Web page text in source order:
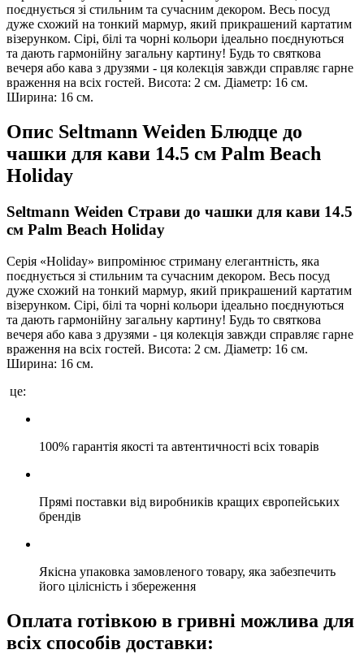
поєднується зі стильним та сучасним декором. Весь посуд
дуже схожий на тонкий мармур, який прикрашений картатим
візерунком. Сірі, білі та чорні кольори ідеально поєднуються
та дають гармонійну загальну картину! Будь то святкова
вечеря або кава з друзями - ця колекція завжди справляє гарне
враження на всіх гостей. Висота: 2 см. Діаметр: 16 см.
Ширина: 16 см.
Опис Seltmann Weiden Блюдце до
чашки для кави 14.5 см Palm Beach
Holiday
Seltmann Weiden Страви до чашки для кави 14.5
см Palm Beach Holiday
Серія «Holiday» випромінює стриману елегантність, яка
поєднується зі стильним та сучасним декором. Весь посуд
дуже схожий на тонкий мармур, який прикрашений картатим
візерунком. Сірі, білі та чорні кольори ідеально поєднуються
та дають гармонійну загальну картину! Будь то святкова
вечеря або кава з друзями - ця колекція завжди справляє гарне
враження на всіх гостей. Висота: 2 см. Діаметр: 16 см.
Ширина: 16 см.
це:
100% гарантія якості та автентичності всіх товарів
Прямі поставки від виробників кращих європейських
брендів
Якісна упаковка замовленого товару, яка забезпечить
його цілісність і збереження
Оплата готівкою в гривні можлива для
всіх способів доставки: